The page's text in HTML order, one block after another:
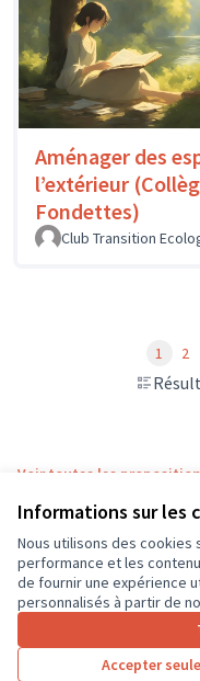
Informations sur les
Nous utilisons des cookies
performance et les
de fournir une expérience
personnalisés à partir de
Accepter
Aménager des
l’extérieur
Fondettes)
Club Transition
1 2
Voir toutes les
Conditions d'utilisation
Paramètres des cookies
CD37 sur X
(Lien externe)
CD37 sur Facebook
CD37 surCD37 sur
(Lien